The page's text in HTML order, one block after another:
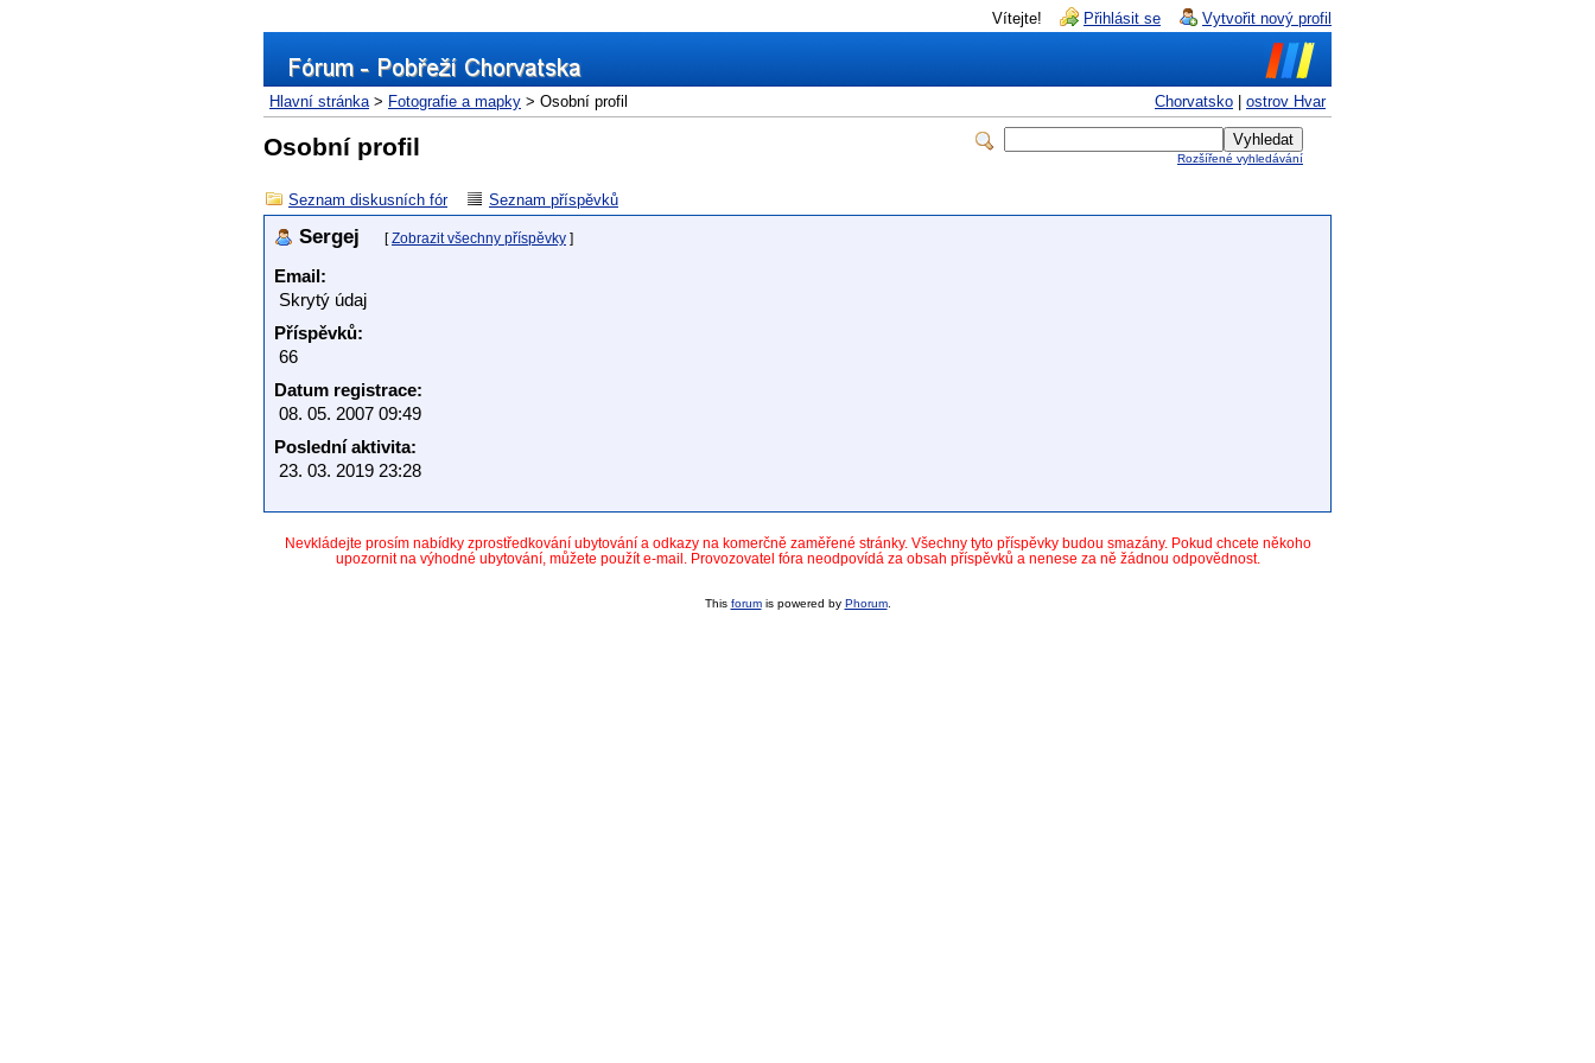
Vítejte! Přihlásit se Vytvořit nový profil
Chorvatsko ostrov Hvar
Hlavní stránka> Fotografie a mapky > Osobní profil
Rozšířené vyhledávání
Osobní profil
Seznam diskusních fór Seznam příspěvků
Sergej [Zobrazit všechny příspěvky ]
Email:
Skrytý údaj
Příspěvků:
66
Datum registrace:
08. 05. 2007 09:49
Poslední aktivita:
23. 03. 2019 23:28
Nevkládejte prosím nabídky zprostředkování ubytování a odkazy na komerčně zaměřené stránky. Všechny tyto příspěvky budou smazány. Pokud chcete někoho
upozornit na výhodné ubytování, můžete použít e-mail. Provozovatel fóra neodpovídá za obsah příspěvků a nenese za ně žádnou odpovědnost.
This forumis powered by Phorum.